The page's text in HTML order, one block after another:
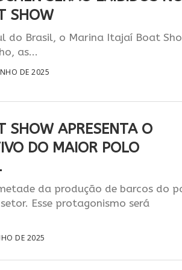
SHOW
do Brasil, o Marina Itajaí Boat
as...
DE 2025
SHOW APRESENTA O
DO MAIOR POLO
da produção de barcos do
Esse protagonismo será
DE 2025